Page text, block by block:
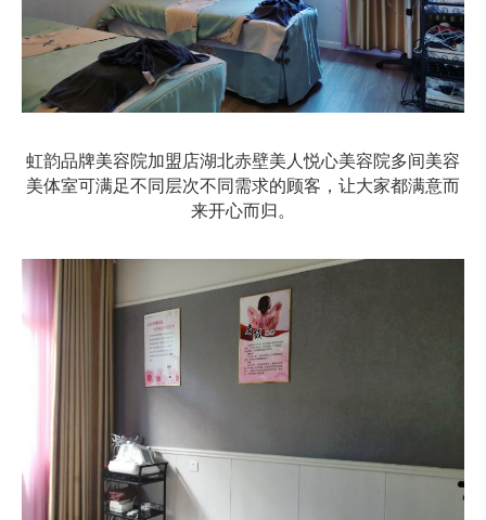
虹韵品牌美容院加盟店湖北赤壁美人悦心美容院多间美容
美体室可满足不同层次不同需求的顾客，让大家都满意而
来开心而归。